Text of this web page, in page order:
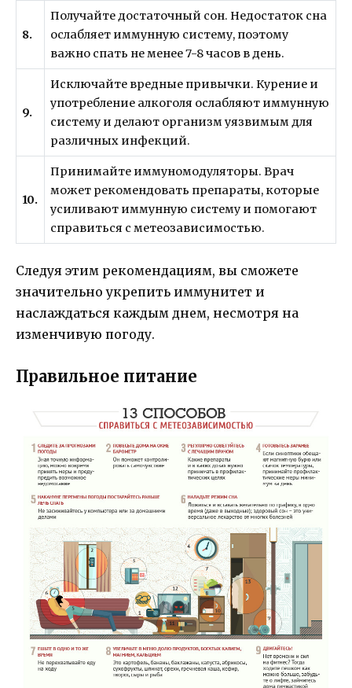
8.
Получайте достаточный сон. Недостаток сна
ослабляет иммунную систему, поэтому
важно спать не менее 7-8 часов в день.
9.
Исключайте вредные привычки. Курение и
употребление алкоголя ослабляют иммунную
систему и делают организм уязвимым для
различных инфекций.
10.
Принимайте иммуномодуляторы. Врач
может рекомендовать препараты, которые
усиливают иммунную систему и помогают
справиться с метеозависимостью.
Следуя этим рекомендациям, вы сможете
значительно укрепить иммунитет и
наслаждаться каждым днем, несмотря на
изменчивую погоду.
Правильное питание